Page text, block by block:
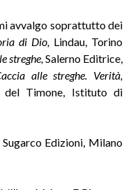
avvalgo soprattutto dei
di Dio, Lindau, Torino
streghe, Salerno Editrice,
alle streghe. Verità,
del Timone, Istituto di
, Sugarco Edizioni, Milano